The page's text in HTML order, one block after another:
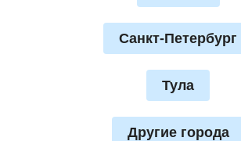
Санкт-Петербург
Тула
Другие города